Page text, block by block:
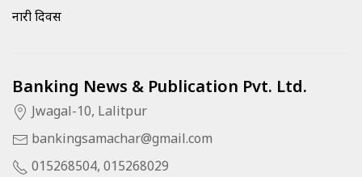
नारी दिवस
Banking News & Publication Pvt. Ltd.
Jwagal-10, Lalitpur
bankingsamachar@gmail.com
015268504, 015268029